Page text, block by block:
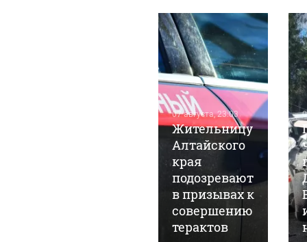
07 августа, 23:03
Жительницу
Алтайского
края
подозревают
в призывах к
совершению
терактов